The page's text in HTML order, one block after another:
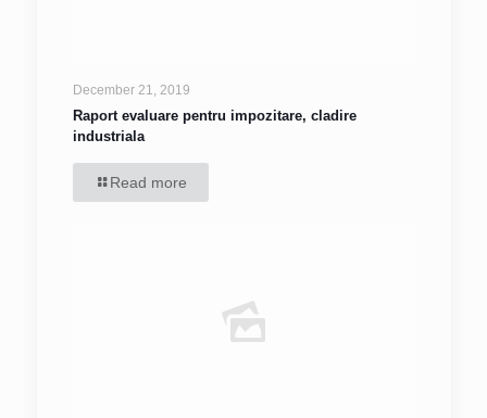
December 21, 2019
Raport evaluare pentru impozitare, cladire
industriala
Read more